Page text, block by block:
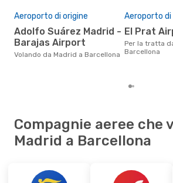
Aeroporto di origine
Adolfo Suárez Madrid -
Barajas Airport
Volando da Madrid a Barcellona
Aeroporto
El Prat
Per la tratta da Madrid a
Barcellona
Compagnie aeree che
Madrid a Barcellona